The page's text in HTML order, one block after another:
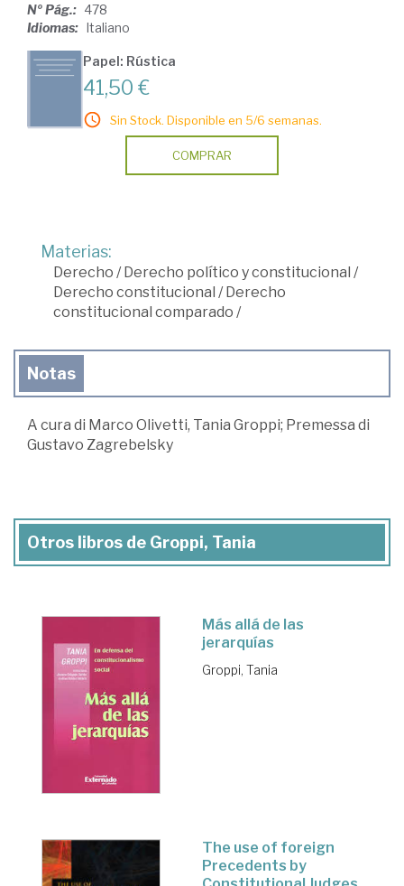
Nº Pág.: 478
Idiomas: Italiano
Papel: Rústica
41,50 €
Sin Stock. Disponible en 5/6 semanas.
COMPRAR
Materias:
Derecho /Derecho político y constitucional /
Derecho constitucional /Derecho
constitucional comparado /
Notas
A cura di Marco Olivetti, Tania Groppi; Premessa di
Gustavo Zagrebelsky
Otros libros de Groppi, Tania
Más allá de las
jerarquías
Groppi, Tania
The use of foreign
Precedents by